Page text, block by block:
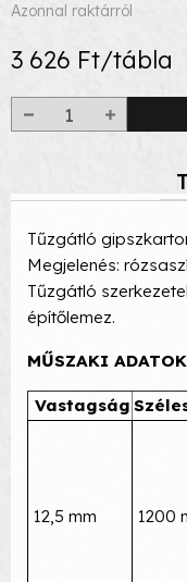
Azonnal raktárról
3 626 Ft/tábla
Tűzgátló
Megjelenés:
Tűzgátló
építőlemez.
MŰSZAKI
Vastagság
12,5 mm 1200